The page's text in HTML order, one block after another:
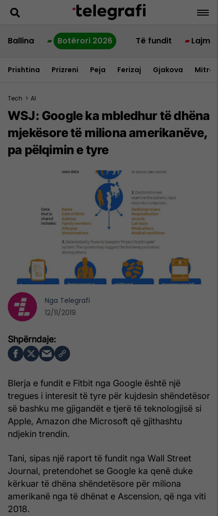
Ballina Botërori 2026 Të fundit Lajme
Prishtina Prizreni Peja Ferizaj Gjakova
Tech > AI
WSJ: Google ka mbledhur të dhëna
mjekësore të miliona amerikanëve,
pa pëlqimin e tyre
Blerja e fundit e Fitbit nga Google është një
tregues i interesit të tyre për kujdesin shëndetësor
së bashku me gjigandët e tjerë të teknologjisë si
Apple, Amazon dhe Microsoft që gjithashtu
ndjekin trendin.
Tani, sipas një raport të fundit nga Wall Street
Journal, pretendohet se Google ka qenë duke
kërkuar të dhëna shëndetësore për miliona
amerikanë nga të dhënat e Ascension, që nga viti
2018.
Nga Telegrafi
12/11/2019